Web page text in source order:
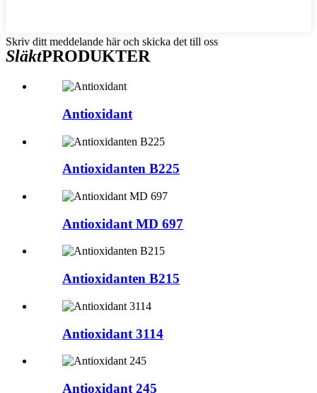
Skriv ditt meddelande här och skicka det till oss
SläktPRODUKTER
Antioxidant
Antioxidanten B225
Antioxidant MD 697
Antioxidanten B215
Antioxidant 3114
Antioxidant 245